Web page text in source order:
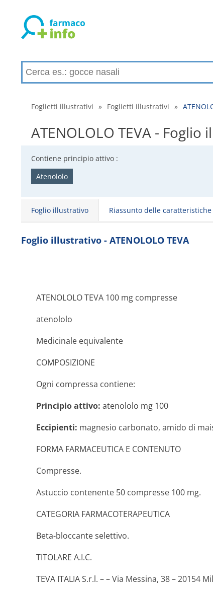
Foglietti illustrativi » Foglietti illustrativi »
ATENOLOLO TEVA -
Contiene principio attivo :
Atenololo
Foglio illustrativo Riassunto delle
Foglio illustrativo - ATENOLOLO TEVA
ATENOLOLO TEVA 100 mg compresse
atenololo
Medicinale equivalente
COMPOSIZIONE
Ogni compressa contiene:
Principio attivo: atenololo mg 100
Eccipienti: magnesio carbonato, amido di
FORMA FARMACEUTICA E CONTENUTO
Compresse.
Astuccio contenente 50 compresse 100 mg.
CATEGORIA FARMACOTERAPEUTICA
Beta-bloccante selettivo.
TITOLARE A.I.C.
TEVA ITALIA S.r.l. – – Via Messina, 38 – 20154